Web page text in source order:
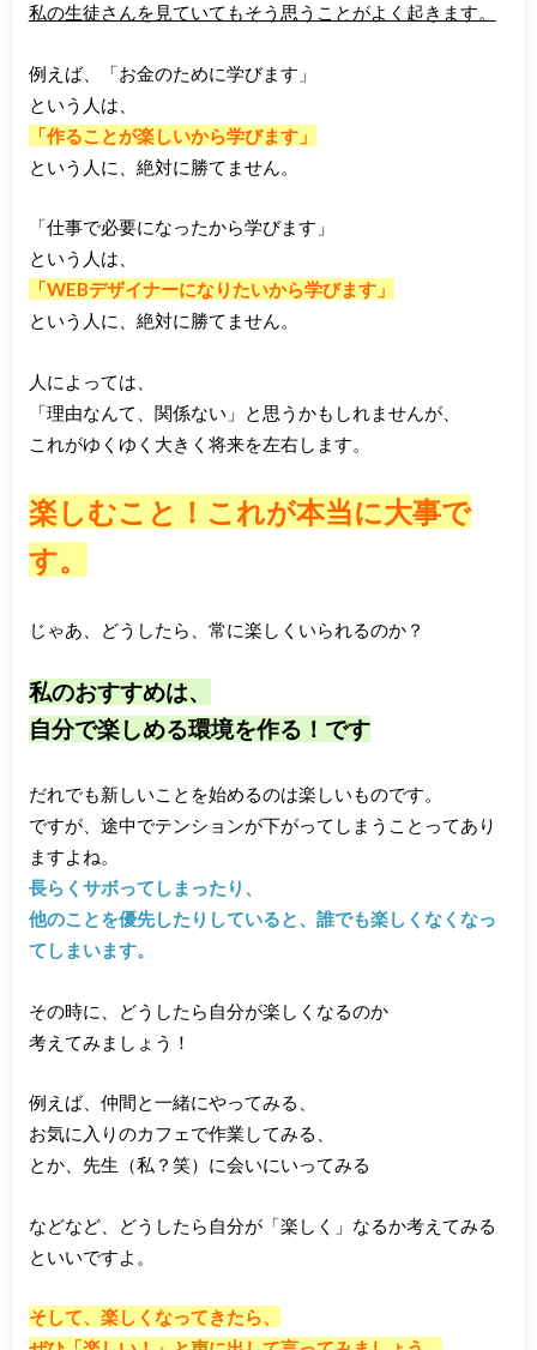
私の生徒さんを見ていてもそう思うことがよく起きます。
例えば、「お金のために学びます」
という人は、
「作ることが楽しいから学びます」
という人に、絶対に勝てません。
「仕事で必要になったから学びます」
という人は、
「WEBデザイナーになりたいから学びます」
という人に、絶対に勝てません。
人によっては、
「理由なんて、関係ない」と思うかもしれませんが、
これがゆくゆく大きく将来を左右します。
楽しむこと！これが本当に大事で
す。
じゃあ、どうしたら、常に楽しくいられるのか？
私のおすすめは、
自分で楽しめる環境を作る！です
だれでも新しいことを始めるのは楽しいものです。
ですが、途中でテンションが下がってしまうことってあり
ますよね。
長らくサボってしまったり、
他のことを優先したりしていると、誰でも楽しくなくなっ
てしまいます。
その時に、どうしたら自分が楽しくなるのか
考えてみましょう！
例えば、仲間と一緒にやってみる、
お気に入りのカフェで作業してみる、
とか、先生（私？笑）に会いにいってみる
などなど、どうしたら自分が「楽しく」なるか考えてみる
といいですよ。
そして、楽しくなってきたら、